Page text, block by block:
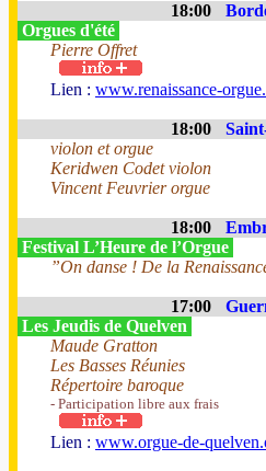
18:00
Orgues d'été
Pierre Offret
Lien : www.renaissance-
18:00
violon et orgue
Keridwen Codet violon
Vincent Feuvrier orgue
18:00
Festival L’Heure de l’Orgue
”On danse ! De la
17:00
Les Jeudis de Quelven
Maude Gratton
Les Basses Réunies
Répertoire baroque
- Participation libre aux frais
Lien : www.orgue-de-